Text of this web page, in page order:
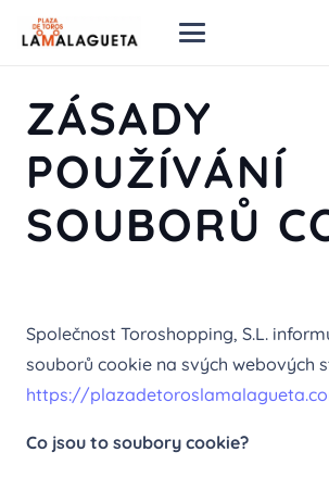
ZÁSADY
POUŽÍVÁNÍ
SOUBORŮ
Společnost Toroshopping, S.L.
souborů cookie na svých webových
https://
Co jsou to soubory cookie?